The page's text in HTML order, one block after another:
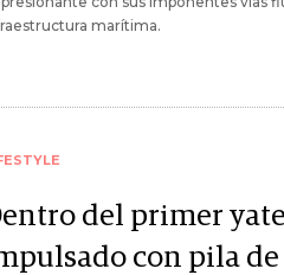
marítima.
del primer
con pila